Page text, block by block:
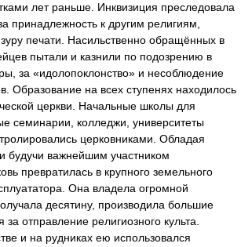
лет раньше. Инквизиция преследовала
принадлежность к другим религиям,
печати. Насильственно обращённых в
пытали и казнили по подозрению в
за «идолопоклонство» и несоблюдение
Образование на всех ступенях находилось
церкви. Начальные школы для
семинарии, колледжи, университеты
церковниками. Обладая
будучи важнейшим участником
превратилась в крупного земельного
Она владела огромной
десятину, производила большие
отправление религиозного культа.
и на рудниках ею использовался